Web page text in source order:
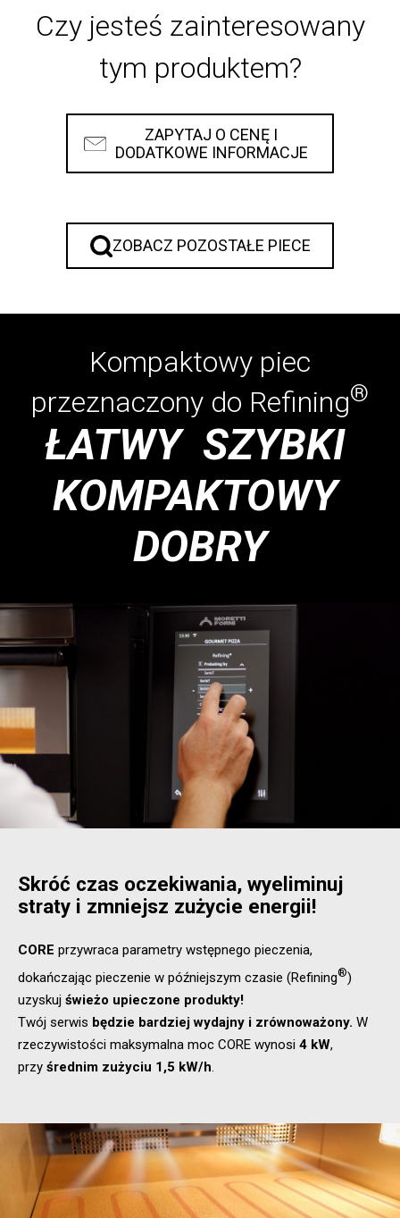
Czy jesteś zainteresowany
tym produktem?
ZAPYTAJ O CENĘ I
DODATKOWE INFORMACJE
ZOBACZ POZOSTAŁE PIECE
Kompaktowy piec
przeznaczony do Refining®
ŁATWY SZYBKI
KOMPAKTOWY
DOBRY
Skróć czas oczekiwania, wyeliminuj
straty i zmniejsz zużycie energii!
CORE przywraca parametry wstępnego pieczenia,
dokańczając pieczenie w późniejszym czasie (Refining®)
uzyskuj świeżo upieczone produkty!
Twój serwis będzie bardziej wydajny i zrównoważony. W
rzeczywistości maksymalna moc CORE wynosi 4 kW,
przy średnim zużyciu 1,5 kW/h.